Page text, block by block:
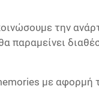
την
με